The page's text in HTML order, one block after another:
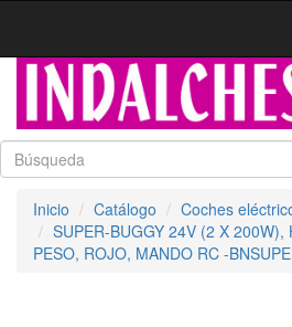
Inicio Catálogo
Coches
SUPER-BUGGY 24V (2 X 200W),
PESO, ROJO, MANDO RC -